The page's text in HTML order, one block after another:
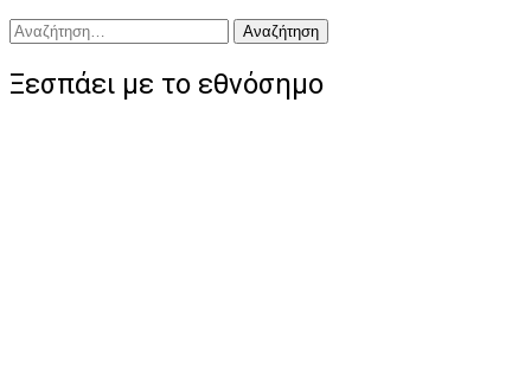
Αναζήτηση
για:
Ξεσπάει με το εθνόσημο